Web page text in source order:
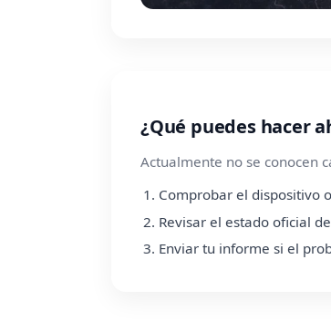
¿Qué puedes hacer
Actualmente no se conocen
Comprobar el dispositivo
Revisar el estado oficial
Enviar tu informe si el